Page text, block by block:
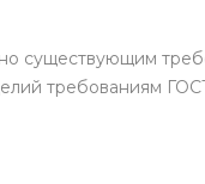
существующим
требованиям